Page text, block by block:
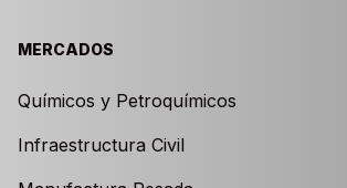
MERCADOS
Químicos y Petroquímicos
Infraestructura Civil